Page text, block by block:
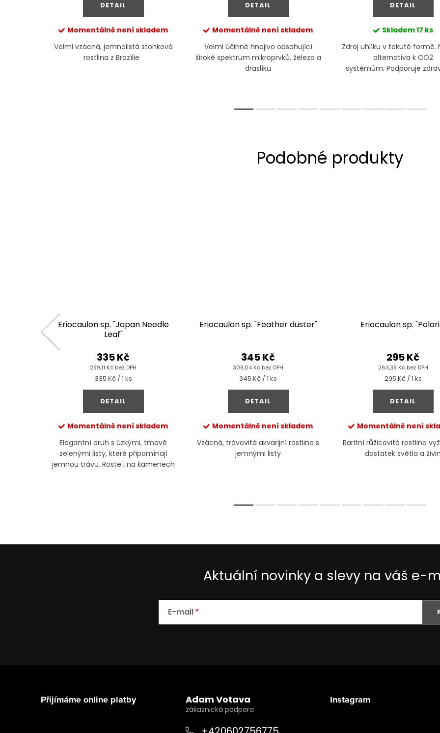
DETAIL
Momentálně není skladem
Velmi vzácná, jemnolistá stonková
rostlina z Brazílie
DETAIL
Momentálně není skladem
Velmi účinné hnojivo obsahující
široké spektrum mikroprvků, železa a
draslíku
DETAIL
Skladem17 ks
Zdroj uhlíku v tekuté formě.
alternativa k CO2
systémům. Podporuje
Eriocaulon sp. "Japan Needle
Leaf"
299,11 Kč bez DPH
335 Kč
Měrná
cena:
335 Kč / 1 ks
DETAIL
Momentálně není skladem
Elegantní druh s úzkými, tmavě
zelenými listy, které připomínají
jemnou trávu. Roste i na kamenech
Eriocaulon sp. "Feather duster"
308,04 Kč bez DPH
345 Kč
Měrná
cena:
345 Kč / 1 ks
DETAIL
Momentálně není skladem
Vzácná, trávovitá akvarijní rostlina s
jemnými listy
Eriocaulon sp.
263,39 Kč bez DPH
295 Kč
Měrná
cena:
295 Kč / 1 ks
DETAIL
Momentálně není
Raritní růžicovitá rostlina
dostatek světla a živin
Aktuální novinky a slevy na váš e-
E-mail
Přijímáme online platby Adam Votava Instagram